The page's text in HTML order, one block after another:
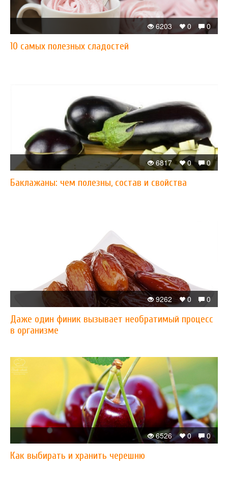
0
0
6203
10 самых полезных сладостей
0
0
6817
Баклажаны: чем полезны, состав и свойства
0
0
9262
Даже один финик вызывает необратимый процесс
в организме
0
0
6526
Как выбирать и хранить черешню